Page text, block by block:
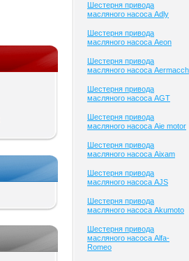
Шестерня привода
масляного насоса Adly
Шестерня привода
масляного насоса Aeon
Шестерня привода
масляного насоса
Шестерня привода
масляного насоса AGT
Шестерня привода
масляного насоса Aie motor
Шестерня привода
масляного насоса Aixam
Шестерня привода
масляного насоса AJS
Шестерня привода
масляного насоса Akumoto
Шестерня привода
масляного насоса Alfa-
Romeo